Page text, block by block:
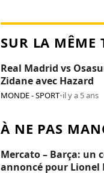
SUR LA MÊME
Real Madrid vs
Zidane avec Hazard
MONDE - SPORT•il y a 5 ans
À NE PAS
Mercato – Barça: un
annoncé pour Lionel